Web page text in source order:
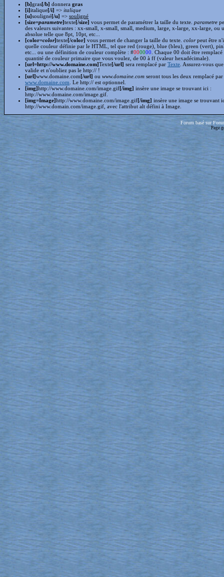
[b]gras[/b] donnera gras
[i]italique[/i] => italique
[u]souligné[/u] => souligné
[size=parametre]texte[/size] vous permet de paramétrer la taille du texte. parametre
des valeurs suivantes : xx-small, x-small, small, medium, large, x-large, xx-large, ou
absolue telle que 8pt, 10pt, etc...
[color=color]texte[/color] vous permet de changer la taille du texte. colorpeut être
quelle couleur définie par le HTML, tel que red (rouge), blue (bleu), green (vert),
etc... ou une définition de couleur complète : #000000 . Chaque 00 doit être
quantité de couleur primaire que vous voulez, de 00 à ff (valeur hexadécimale).
[url=http://www.domaine.com]Texte[/url] sera remplacé par Texte . Assurez-vous
valide et n'oubliez pas le http:// !
[url]www.domaine.com[/url] ou www.domaine.com seront tous les deux remplacé par
www.domaine.com . Le http:// est optionnel.
[img]http://www.domaine.com/image.gif[/img] insère une image se trouvant ici :
http://www.domaine.com/image.gif.
[img=Image]http://www.domaine.com/image.gif[/img] insère une image se trouvant
http://www.domain.com/image.gif, avec l'attribut alt défini à Image.
Forum basé sur
Page